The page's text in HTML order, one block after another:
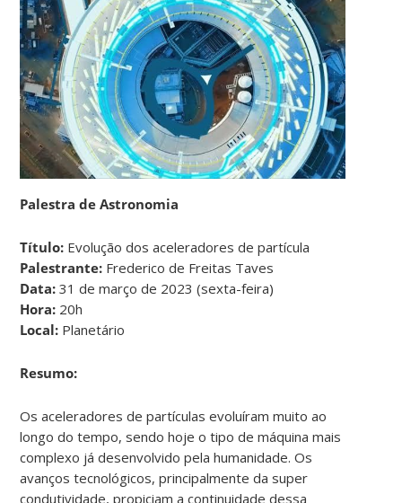
Palestra de Astronomia
Título: Evolução dos aceleradores de partícula
Palestrante: Frederico de Freitas Taves
Data: 31 de março de 2023 (sexta-feira)
Hora: 20h
Local: Planetário
Resumo:
Os aceleradores de partículas evoluíram muito ao
longo do tempo, sendo hoje o tipo de máquina mais
complexo já desenvolvido pela humanidade. Os
avanços tecnológicos, principalmente da super
condutividade, propiciam a continuidade dessa